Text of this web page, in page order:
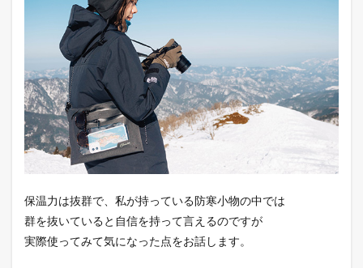
保温力は抜群で、私が持っている防寒小物の中では
群を抜いていると自信を持って言えるのですが
実際使ってみて気になった点をお話します。